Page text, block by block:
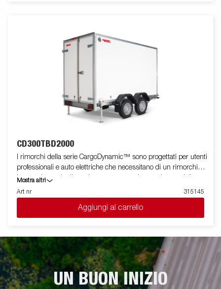
manovra automatica che semplifica l'uso del rimorchio.Le
immagini hanno scopo puramente illustrativo e possono
CD300TBD2000
I rimorchi della serie CargoDynamic™ sono progettati per utenti
professionali e auto elettriche che necessitano di un rimorchio
leggero in grado di coprire e proteggere le proprie merci. Il
rimorchio offre un'elevata capacità di carico. Il design del
rimorchio offre la possibilità di una profilatura completa su tutti i
lati del rimorchio, sfruttando appieno il potenziale pubblicitario
del rimorchio. Costruito con un moderno materiale a nido d'ape
una varietà di dimensioni disponibili dotate di porte o rampa,
CargoDynamic™ è un rimorchio altamente flessibile. Ruota di
manovra automatica che semplifica l'uso del rimorchio.Le
immagini hanno scopo puramente illustrativo e possono
mostrare attrezzature opzionali.
Mostra altri
Art nr
315145
Aggiungi al carrello
UN BUON INIZIO